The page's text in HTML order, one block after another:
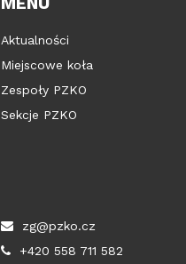
Aktualności
Miejscowe koła
Zespoły PZKO
Sekcje PZKO
zg@pzko.cz
+420 558 711 582